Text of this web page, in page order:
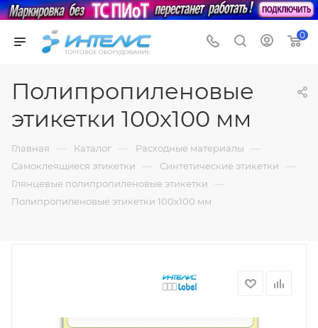
0
Полипропиленовые
этикетки 100х100 мм
Главная — Каталог — Расходные материалы —
Самоклеящиеся этикетки — Синтетические этикетки —
Глянцевые полипропиленовые этикетки —
Полипропиленовые этикетки 100х100 мм